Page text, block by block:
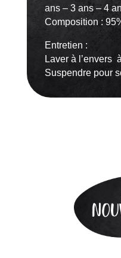
ans – 3 ans – 4
Composition :
Entretien :
Laver à l’envers
Suspendre pour